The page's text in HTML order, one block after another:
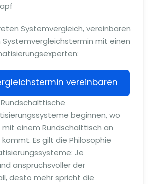
Systemvergleich, vereinbaren
mit einen
vereinbaren
beginnen, wo
mit einem Rundschalttisch an
Es gilt die Philosophie
Je
anspruchsvoller der
desto mehr spricht die